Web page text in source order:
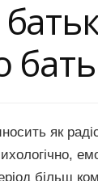
як
більш